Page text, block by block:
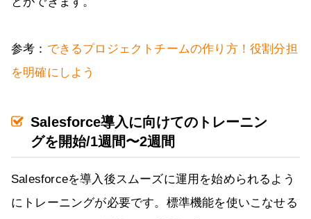
参考： できるプロジェクトチームの作り方！役割分担
を明確にしよう
Salesforce導入に向けてのトレーニン
グを開始/1週間〜2週間
Salesforceを導入後スムーズに運用を始められるよう
にトレーニングが必要です。標準機能を使いこなせる